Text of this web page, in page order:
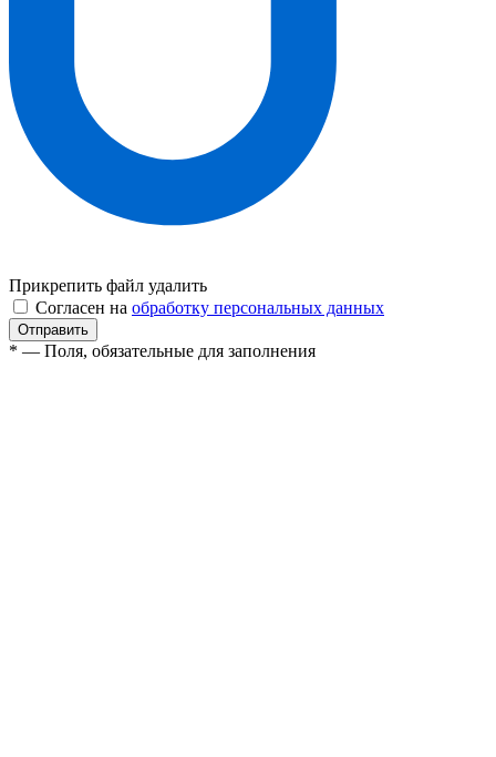
Прикрепить файл удалить
Согласен на обработку персональных данных
* — Поля, обязательные для заполнения